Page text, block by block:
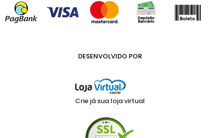
DESENVOLVIDO POR
Crie já sua loja virtual